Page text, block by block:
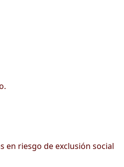
en riesgo de exclusión social